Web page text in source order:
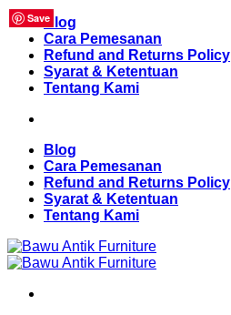
Skip
content
Blog
Cara Pemesanan
Refund and Returns Policy
Syarat & Ketentuan
Tentang Kami
Blog
Cara Pemesanan
Refund and Returns Policy
Syarat & Ketentuan
Tentang Kami
Save
Save
Save
Save
Save
Save
Save
Save
Save